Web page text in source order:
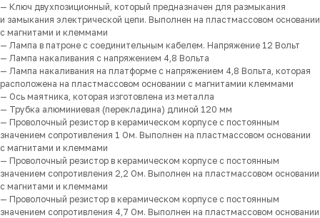
— Ключ двухпозиционный, который предназначен для размыкания
и замыкания электрической цепи. Выполнен на пластмассовом основании
с магнитами и клеммами
— Лампа в патроне с соединительным кабелем. Напряжение 12 Вольт
— Лампа накаливания с напряжением 4,8 Вольта
— Лампа накаливания на платформе с напряжением 4,8 Вольта, которая
расположена на пластмассовом основании с магнитамии клеммами
— Ось маятника, которая изготовлена из металла
— Трубка алюминиевая (перекладина) длиной 120 мм
— Проволочный резистор в керамическом корпусе с постоянным
значением сопротивления 1 Ом. Выполнен на пластмассовом основании
с магнитами и клеммами
— Проволочный резистор в керамическом корпусе с постоянным
значением сопротивления 2,2 Ом. Выполнен на пластмассовом основании
с магнитами и клеммами
— Проволочный резистор в керамическом корпусе с постоянным
значением сопротивления 4,7 Ом. Выполнен на пластмассовом основании